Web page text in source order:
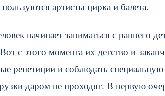
артисты цирка и балета.
начинает заниматься с раннего
с этого момента их детство и
репетиции и соблюдать
даром не проходят. В первую